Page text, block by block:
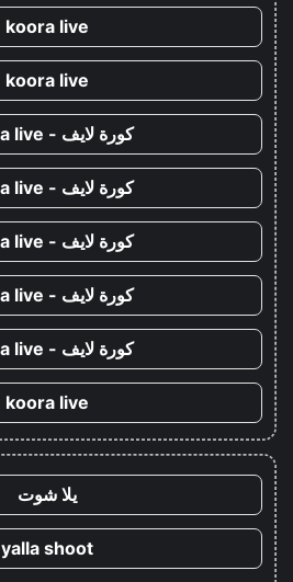
koora live
koora live
كورة لايف - koora live
كورة لايف - koora live
كورة لايف - koora live
كورة لايف - koora live
كورة لايف - koora live
koora live
يلا شوت
yalla shoot